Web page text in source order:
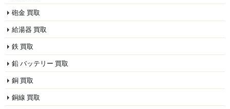
砲金 買取
給湯器 買取
鉄 買取
鉛 バッテリー 買取
銅 買取
銅線 買取